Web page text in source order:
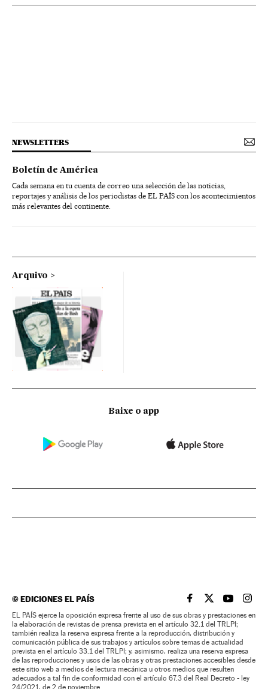
NEWSLETTERS
Boletín de América
Cada semana en tu cuenta de correo una selección de las noticias,
reportajes y análisis de los periodistas de EL PAÍS con los acontecimientos
más relevantes del continente.
Arquivo
Baixe o app
©EDICIONES EL PAÍS EL PAÍS BRASIL EN
EL PAÍSEL PAÍS
EL
EL PAÍS ejerce la oposición expresa frente al uso de sus obras y prestaciones en
la elaboración de revistas de prensa prevista en el artículo 32.1 del TRLPI;
también realiza la reserva expresa frente a la reproducción, distribución y
comunicación pública de sus trabajos y artículos sobre temas de actualidad
prevista en el artículo 33.1 del TRLPI; y, asimismo, realiza una reserva expresa
de las reproducciones y usos de las obras y otras prestaciones accesibles desde
este sitio web a medios de lectura mecánica u otros medios que resulten
adecuados a tal fin de conformidad con el artículo 67.3 del Real Decreto - ley
24/2021, de 2 de noviembre